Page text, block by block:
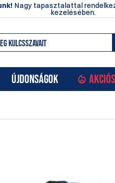
Nagy tapasztalattal
kezelésében.
ÚJDONSÁGOK